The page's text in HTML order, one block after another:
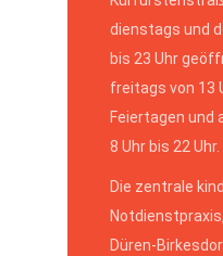
dienstags und
bis 23 Uhr
freitags von 13
Feiertagen und
8 Uhr bis 22 Uhr.
Die zentrale
Düren-